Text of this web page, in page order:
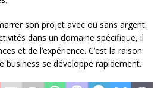
son projet avec ou sans argent.
dans un domaine spécifique, il
et de l’expérience. C’est la raison
business se développe rapidement.